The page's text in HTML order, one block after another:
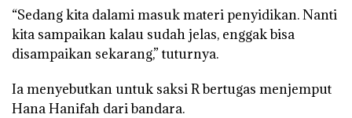
“Sedang kita dalami masuk materi penyidikan. Nanti
kita sampaikan kalau sudah jelas, enggak bisa
disampaikan sekarang,” tuturnya.
Ia menyebutkan untuk saksi R bertugas menjemput
Hana Hanifah dari bandara.